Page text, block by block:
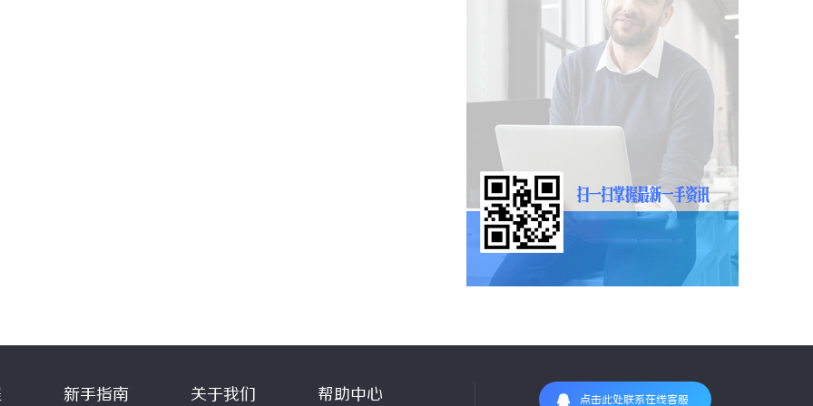
新手指南 关于我们 帮助中心 点击此处联系在线客服